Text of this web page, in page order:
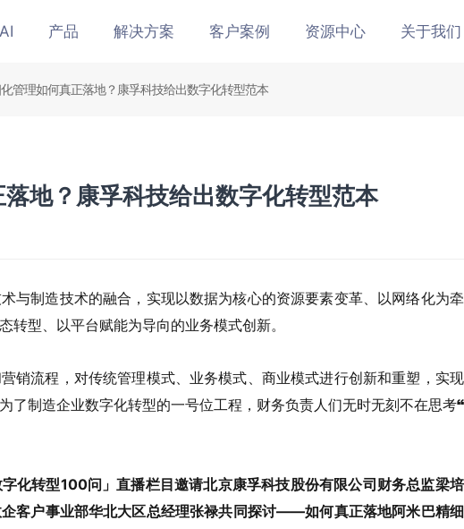
产品 解决方案 客户案例 资源中心 关于我们
管理如何真正落地？康孚科技给出数字化转型范本
地？康孚科技给出数字化转型范本
与制造技术的融合，实现以数据为核心的资源要素变革、以网络化为
型、以平台赋能为导向的业务模式创新。
销流程，对传统管理模式、业务模式、商业模式进行创新和重塑，实
了制造企业数字化转型的一号位工程，财务负责人们无时无刻不在思考
化转型100问」直播栏目邀请北京康孚科技股份有限公司财务总监梁
客户事业部华北大区总经理张禄共同探讨——如何真正落地阿米巴精